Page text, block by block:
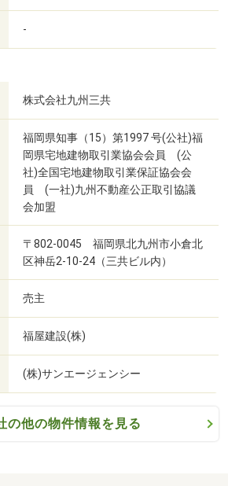
-
株式会社九州三共
福岡県知事（15）第1997 号(公社)福
岡県宅地建物取引業協会会員 (公
社)全国宅地建物取引業保証協会会
員 (一社)九州不動産公正取引協議
会加盟
〒802-0045 福岡県北九州市小倉北
区神岳2-10-24（三共ビル内）
売主
福屋建設(株)
(株)サンエージェンシー
の他の物件情報を見る